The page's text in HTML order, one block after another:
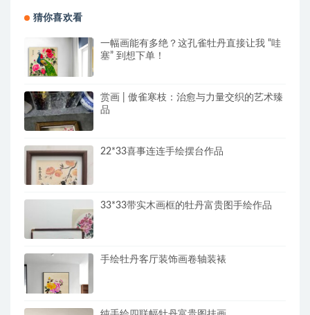
猜你喜欢看
一幅画能有多绝？这孔雀牡丹直接让我 “哇
塞” 到想下单！
赏画 | 傲雀寒枝：治愈与力量交织的艺术臻
品
22*33喜事连连手绘摆台作品
33*33带实木画框的牡丹富贵图手绘作品
手绘牡丹客厅装饰画卷轴装裱